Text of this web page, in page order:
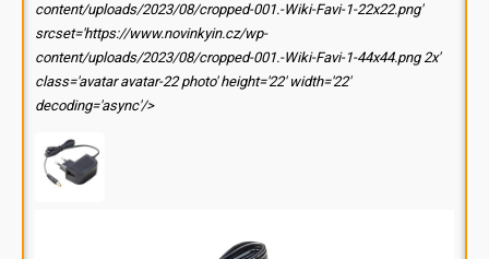
content/uploads/2023/08/cropped-001.-Wiki-Favi-1-22x22.png'
srcset='https://www.novinkyin.cz/wp-
content/uploads/2023/08/cropped-001.-Wiki-Favi-1-44x44.png 2x'
class='avatar avatar-22 photo' height='22' width='22'
decoding='async'/>